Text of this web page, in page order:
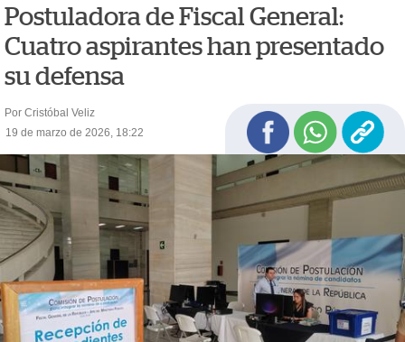
Postuladora de Fiscal General:
Cuatro aspirantes han presentado
su defensa
Por Cristóbal Veliz
19 de marzo de 2026, 18:22